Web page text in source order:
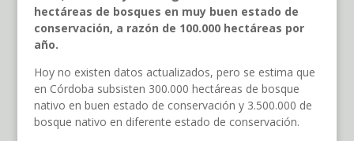
hectáreas de bosques en muy buen estado de
conservación, a razón de 100.000 hectáreas por
año.
Hoy no existen datos actualizados, pero se estima que
en Córdoba subsisten 300.000 hectáreas de bosque
nativo en buen estado de conservación y 3.500.000 de
bosque nativo en diferente estado de conservación.